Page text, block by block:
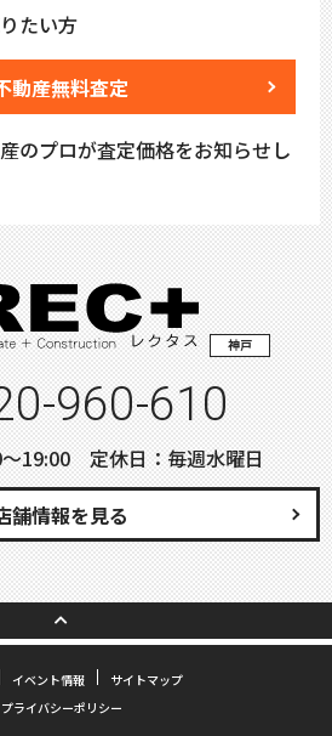
たい方
動産無料査定
のプロが査定価格をお知らせし
神戸
960-610
19:00 定休日：毎週水曜日
舗情報を見る
イベント情報
サイトマップ
プライバシーポリシー